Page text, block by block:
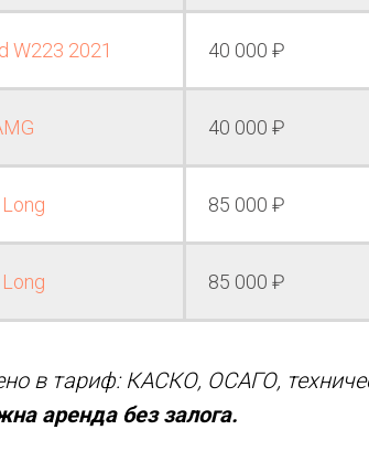
W223 2021 40 000 ₽
40 000 ₽
85 000 ₽
85 000 ₽
в тариф: КАСКО, ОСАГО,
аренда без залога.